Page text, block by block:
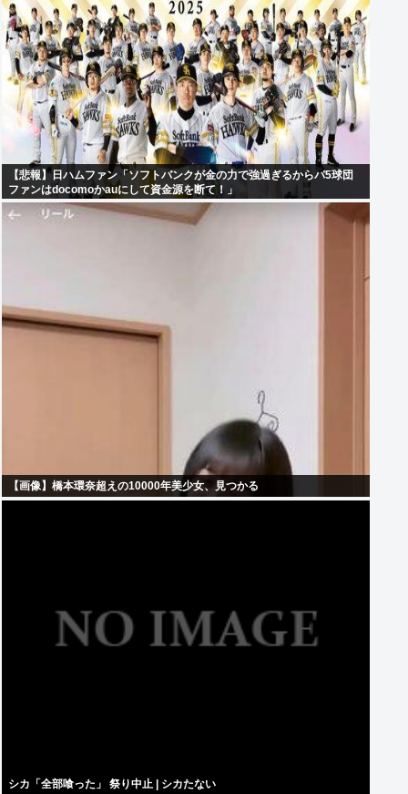
【悲報】日ハムファン「ソフトバンクが金の力で強過ぎるからパ5球団
ファンはdocomoかauにして資金源を断て！」
【画像】橋本環奈超えの10000年美少女、見つかる
シカ「全部喰った」 祭り中止 | シカたない